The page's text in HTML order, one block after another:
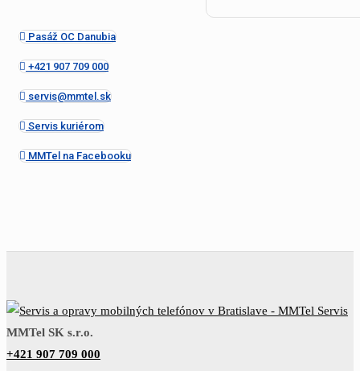
Pasáž OC Danubia
+421 907 709 000
servis@mmtel.sk
Servis kuriérom
MMTel na Facebooku
MMTel SK s.r.o.
+421 907 709 000